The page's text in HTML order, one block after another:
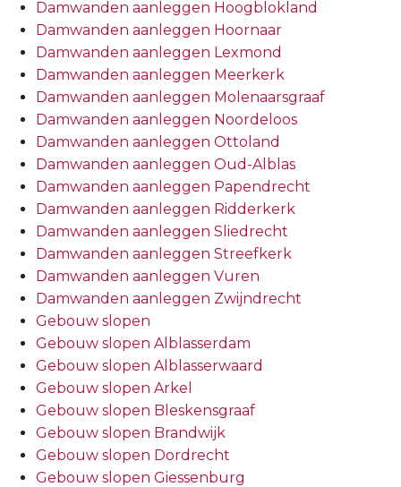
Damwanden aanleggen Hoogblokland
Damwanden aanleggen Hoornaar
Damwanden aanleggen Lexmond
Damwanden aanleggen Meerkerk
Damwanden aanleggen Molenaarsgraaf
Damwanden aanleggen Noordeloos
Damwanden aanleggen Ottoland
Damwanden aanleggen Oud-Alblas
Damwanden aanleggen Papendrecht
Damwanden aanleggen Ridderkerk
Damwanden aanleggen Sliedrecht
Damwanden aanleggen Streefkerk
Damwanden aanleggen Vuren
Damwanden aanleggen Zwijndrecht
Gebouw slopen
Gebouw slopen Alblasserdam
Gebouw slopen Alblasserwaard
Gebouw slopen Arkel
Gebouw slopen Bleskensgraaf
Gebouw slopen Brandwijk
Gebouw slopen Dordrecht
Gebouw slopen Giessenburg